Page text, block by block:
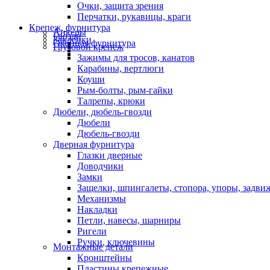
Очки, защита зрения
Перчатки, рукавицы, краги
Крепеж, фурнитура
Анкеры
Гвозди
Заклепки
Оконная фурнитура
Грузовой крепеж
Зажимы для тросов, канатов
Карабины, вертлюги
Коуши
Рым-болты, рым-гайки
Талрепы, крюки
Дюбели, дюбель-гвозди
Дюбели
Дюбель-гвозди
Дверная фурнитура
Глазки дверные
Доводчики
Замки
Защелки, шпингалеты, стопора, упоры,
Механизмы
Накладки
Петли, навесы, шарниры
Ригели
Ручки, ключевины
Монтажные детали
Кронштейны